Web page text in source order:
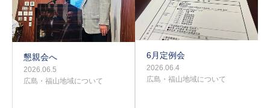
懇親会へ
2026.06.5
広島・福山地域について
6月定例会
2026.06.4
広島・福山地域について